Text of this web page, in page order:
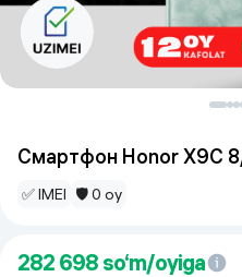
Смартфон Honor X9С
✅ IMEI 🛡 0 oy
282 698 so‘m/oyiga